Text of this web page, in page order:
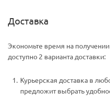
Доставка
Экономьте время на
доступно 2 варианта доставки:
Курьерская доставка в
предложит выбрать